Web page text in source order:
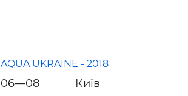
AQUA UKRAINE - 2018
06—08
Київ